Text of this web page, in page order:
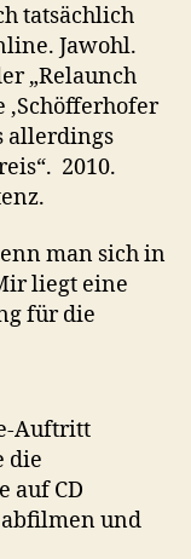
tatsächlich
Jawohl.
„Relaunch
allerdings
2010.
man sich in
liegt eine
für die
Auftritt
die
auf CD
und